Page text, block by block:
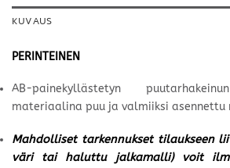
KUVAUS
PERINTEINEN
AB-painekyllästetyn
materiaalina puu ja valmiiksi asennettu
Mahdolliset tarkennukset tilaukseen
väri tai haluttu jalkamalli) voit